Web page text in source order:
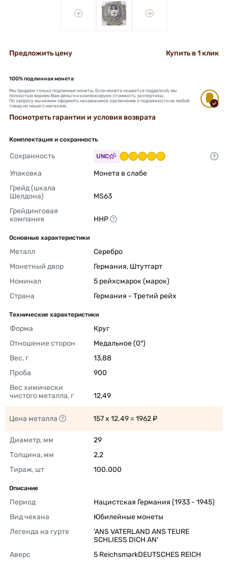
+ + +
Предложить цену Купить в 1 клик
100% подлинная монета
Мы продаем только подлинные монеты. Если монета окажется подделкой, мы
полностью вернем Вам деньги и компенсируем стоимость экспертизы.
По запросу мы можем оформить независимое заключение о подлинности на любой
товар из нашего магазина.
Посмотреть гарантии и условия возврата
Комплектация и сохранность
Сохранность UNC
Упаковка
Монета в слабе
Грейд (шкала
Шелдона)
MS63
Грейдинговая
компания
ННР
Основные характеристики
Металл
Серебро
Монетный двор
Германия, Штутгарт
Номинал
5 рейхсмарок (марок)
Страна
Германия - Третий рейх
Технические характеристики
Форма
Круг
Отношение сторон
Медальное (0°)
Вес, г
13,88
Проба
900
Вес химически
чистого металла, г
12,49
Цена металла 157 x 12.49 = 1962 ₽
Диаметр, мм
29
Толщина, мм
2,2
Тираж, шт
100.000
Описание
Период
Нацистская Германия (1933 - 1945)
Вид чекана
Юбилейные монеты
Легенда на гурте
'ANS VATERLAND ANS TEURE
SCHLIESS DICH AN'
Аверс
5 ReichsmarkDEUTSCHES REICH